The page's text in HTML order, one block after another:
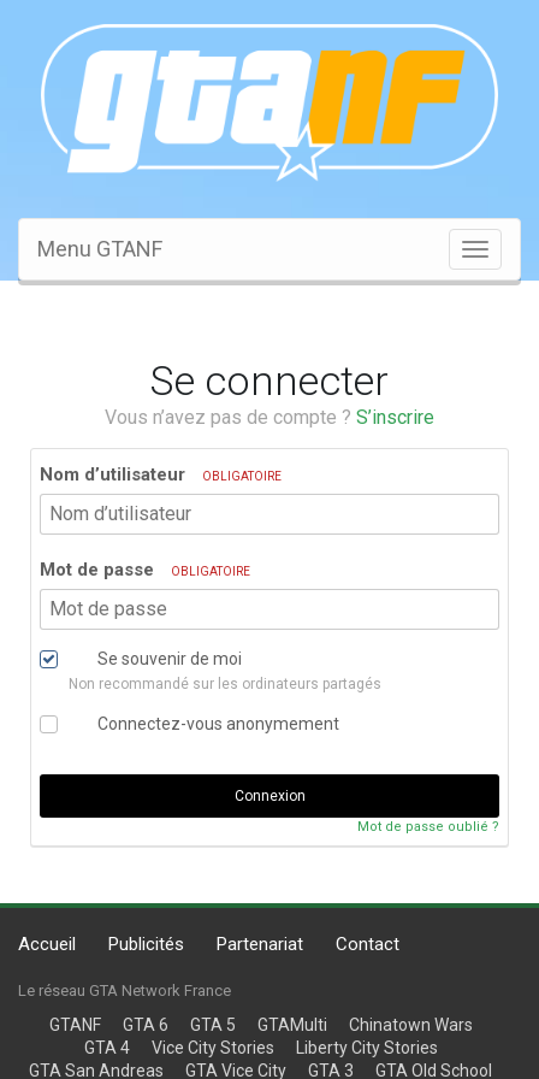
Toggle
Menu GTANF
Se connecter
Vous n’avez pas de compte ? S’inscrire
Nom d’utilisateur OBLIGATOIRE
Mot de passe OBLIGATOIRE
Se souvenir de moi
Non recommandé sur les ordinateurs partagés
Connectez-vous anonymement
Connexion
Mot de passe oublié ?
Accueil Publicités Partenariat Contact
Le réseau GTA Network France
GTANF GTA 6 GTA 5 GTAMulti
Chinatown Wars
GTA 4
Vice City Stories
Liberty City Stories
GTA San Andreas
GTA Vice City GTA 3 GTA Old School